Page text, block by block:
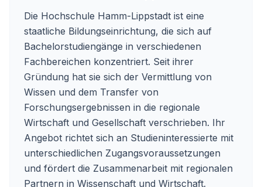
Die Hochschule Hamm-Lippstadt ist eine
staatliche Bildungseinrichtung, die sich auf
Bachelorstudiengänge in verschiedenen
Fachbereichen konzentriert. Seit ihrer
Gründung hat sie sich der Vermittlung von
Wissen und dem Transfer von
Forschungsergebnissen in die regionale
Wirtschaft und Gesellschaft verschrieben. Ihr
Angebot richtet sich an Studieninteressierte mit
unterschiedlichen Zugangsvoraussetzungen
und fördert die Zusammenarbeit mit regionalen
Partnern in Wissenschaft und Wirtschaft.